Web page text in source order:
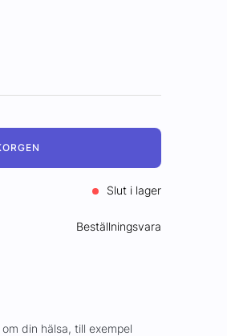
Slut i lager
Beställningsvara
din hälsa, till exempel